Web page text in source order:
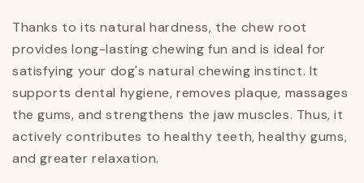
Thanks to its natural hardness, the chew root
provides long-lasting chewing fun and is ideal for
satisfying your dog's natural chewing instinct. It
supports dental hygiene, removes plaque, massages
the gums, and strengthens the jaw muscles. Thus, it
actively contributes to healthy teeth, healthy gums,
and greater relaxation.